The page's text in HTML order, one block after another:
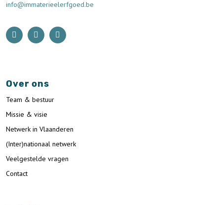
info@immaterieelerfgoed.be
Over ons
Team & bestuur
Missie & visie
Netwerk in Vlaanderen
(Inter)nationaal netwerk
Veelgestelde vragen
Contact